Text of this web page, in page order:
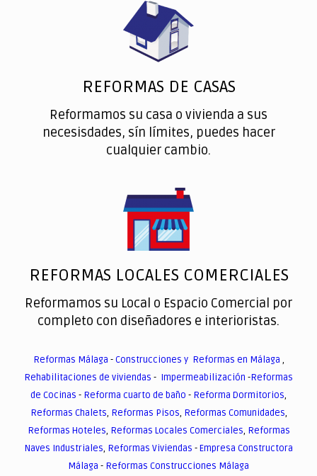
REFORMAS DE CASAS
Reformamos su casa o vivienda a sus
necesisdades, sín límites, puedes hacer
cualquier cambio.
REFORMAS LOCALES COMERCIALES
Reformamos su Local o Espacio Comercial por
completo con diseñadores e interioristas.
Reformas Málaga -Construcciones y Reformas en Málaga ,
Rehabilitaciones de viviendas - Impermeabilización -Reformas
de Cocinas - Reforma cuarto de baño - Reforma Dormitorios,
Reformas Chalets, Reformas Pisos, Reformas Comunidades,
Reformas Hoteles, Reformas Locales Comerciales, Reformas
Naves Industriales, Reformas Viviendas -Empresa Constructora
Málaga - Reformas Construcciones Málaga